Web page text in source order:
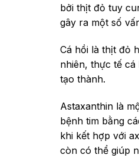
bởi thịt đỏ tuy
gây ra một số
Cá hồi là thịt đỏ
nhiên, thực tế
tạo thành.
Astaxanthin là
bệnh tim bằng
khi kết hợp với
còn có thể giúp